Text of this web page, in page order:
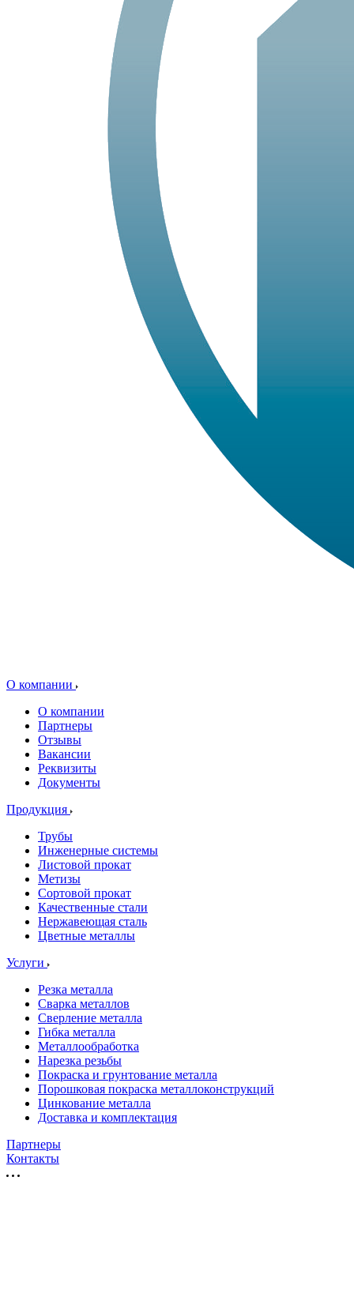
О компании
О компании
Партнеры
Отзывы
Вакансии
Реквизиты
Документы
Продукция
Трубы
Инженерные системы
Листовой прокат
Метизы
Сортовой прокат
Качественные стали
Нержавеющая сталь
Цветные металлы
Услуги
Резка металла
Сварка металлов
Сверление металла
Гибка металла
Металлообработка
Нарезка резьбы
Покраска и грунтование металла
Порошковая покраска металлоконструкций
Цинкование металла
Доставка и комплектация
Партнеры
Контакты